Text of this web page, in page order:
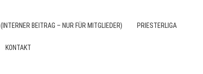
(INTERNER BEITRAG – NUR FÜR MITGLIEDER) PRIESTERLIGA
KONTAKT